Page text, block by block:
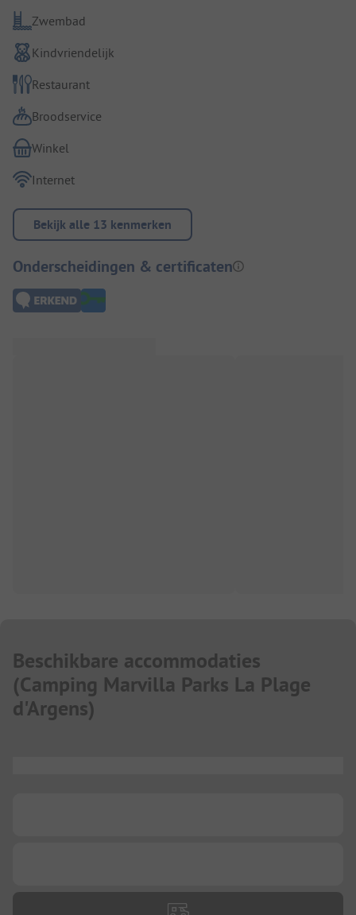
Zwembad
Kindvriendelijk
Restaurant
Broodservice
Winkel
Internet
Bekijk alle 13 kenmerken
Onderscheidingen & certificaten
Beschikbare accommodaties
(Camping Marvilla Parks La Plage
d'Argens)